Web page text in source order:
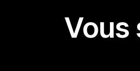
Vous